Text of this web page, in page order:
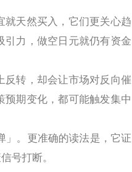
天然买入，它们更关心趋
引力，做空日元就仍有资金
转，却会让市场对反向催
期变化，都可能触发集中
。更准确的读法是，它证
号打断。